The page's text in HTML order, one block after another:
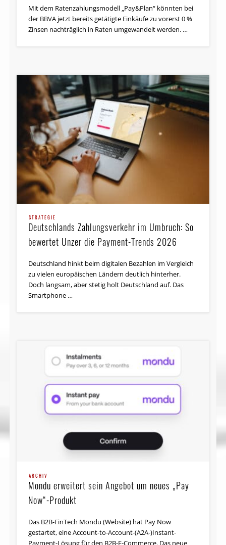
Mit dem Ratenzahlungsmodell „Pay&Plan“ könnten bei
der BBVA jetzt bereits getätigte Einkäufe zu vorerst 0 %
Zinsen nachträglich in Raten umgewandelt werden. …
STRATEGIE
Deutschlands Zahlungsverkehr im Umbruch: So
bewertet Unzer die Payment-Trends 2026
Deutschland hinkt beim digitalen Bezahlen im Vergleich
zu vielen europäischen Ländern deutlich hinterher.
Doch langsam, aber stetig holt Deutschland auf. Das
Smartphone …
ARCHIV
Mondu erweitert sein Angebot um neues „Pay
Now“-Produkt
Das B2B-FinTech Mondu (Website) hat Pay Now
gestartet, eine Account-to-Account-(A2A-)Instant-
Payment-Lösung für den B2B-E-Commerce. Das neue